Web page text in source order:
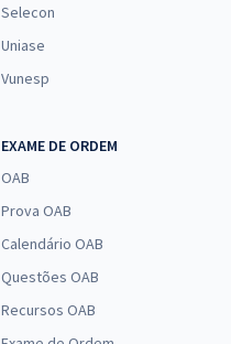
Selecon
Uniase
Vunesp
EXAME DE ORDEM
OAB
Prova OAB
Calendário OAB
Questões OAB
Recursos OAB